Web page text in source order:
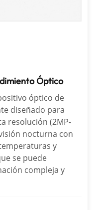
Óptico
óptico de
diseñado para
resolución (2MP-
nocturna con
y
se puede
compleja y